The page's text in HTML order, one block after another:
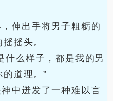
伸出手将男子粗粝的
摇头。
什么样子，都是我的男
道理。”
中迸发了一种难以言